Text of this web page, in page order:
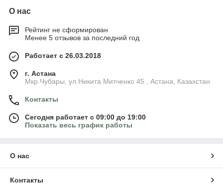
О нас
Рейтинг не сформирован
Менее 5 отзывов за последний год
Работает с 26.03.2018
г. Астана
Мкр.Чубары, ул.Никита Митченко 45 , Астана, Казахстан
Контакты
Сегодня работает с 09:00 до 19:00
Показать весь график работы
О нас
Контакты